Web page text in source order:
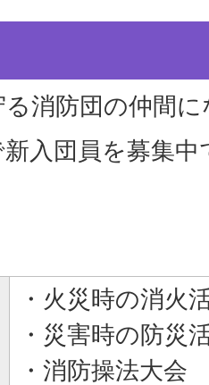
消防団の仲間
入団員を募集中
・火災時の消火
・災害時の防災
・消防操法大会